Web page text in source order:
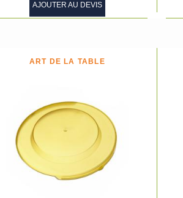
AJOUTER AU DEVIS
ART DE LA TABLE